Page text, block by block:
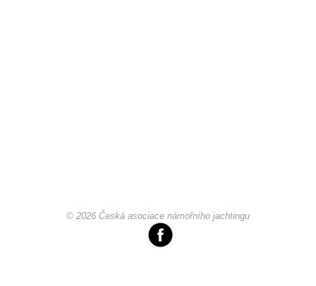
© 2026 Česká asociace námořního jachtingu